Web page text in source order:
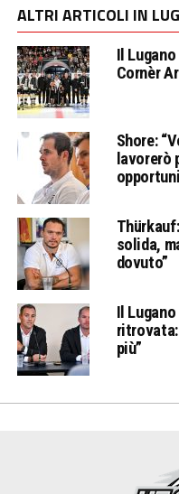
ALTRI ARTICOLI IN
Il
Cornèr
Shore:
lavorerò
solida,
dovuto”
Il
ritrovata:
più”